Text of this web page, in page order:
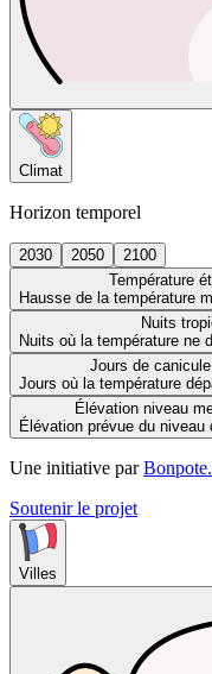
Climat
Horizon temporel
2030 2050
2100
Température
Hausse de la température
Nuits
Nuits où la température ne
Jours de canicule
Jours où la température
Élévation niveau
Élévation prévue du niveau
Une initiative par
Soutenir le projet
Villes